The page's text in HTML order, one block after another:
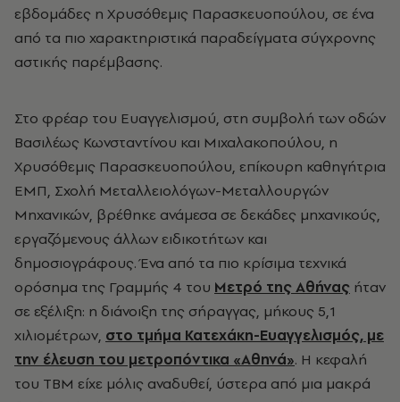
εβδομάδες η Χρυσόθεμις Παρασκευοπούλου, σε ένα
από τα πιο χαρακτηριστικά παραδείγματα σύγχρονης
αστικής παρέμβασης.
Στο φρέαρ του Ευαγγελισμού, στη συμβολή των οδών
Βασιλέως Κωνσταντίνου και Μιχαλακοπούλου, η
Χρυσόθεμις Παρασκευοπούλου, επίκουρη καθηγήτρια
ΕΜΠ, Σχολή Μεταλλειολόγων-Μεταλλουργών
Μηχανικών, βρέθηκε ανάμεσα σε δεκάδες μηχανικούς,
εργαζόμενους άλλων ειδικοτήτων και
δημοσιογράφους. Ένα από τα πιο κρίσιμα τεχνικά
ορόσημα της Γραμμής 4 του Μετρό της Αθήνας ήταν
σε εξέλιξη: η διάνοιξη της σήραγγας, μήκους 5,1
χιλιομέτρων, στο τμήμα Κατεχάκη-Ευαγγελισμός, με
την έλευση του μετροπόντικα «Αθηνά». Η κεφαλή
του TBM είχε μόλις αναδυθεί, ύστερα από μια μακρά